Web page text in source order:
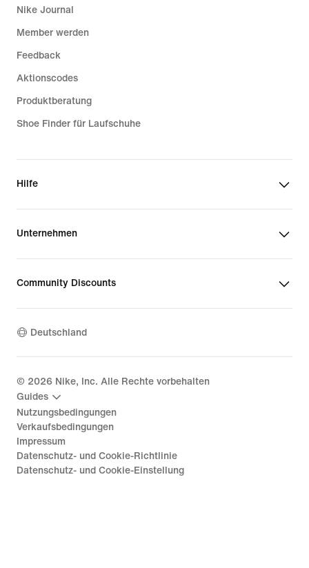
Nike Journal
Member werden
Feedback
Aktionscodes
Produktberatung
Shoe Finder für Laufschuhe
Hilfe
Unternehmen
Community Discounts
Deutschland
© 2026 Nike, Inc. Alle Rechte vorbehalten
Guides
Nutzungsbedingungen
Verkaufsbedingungen
Impressum
Datenschutz- und Cookie-Richtlinie
Datenschutz- und Cookie-Einstellung